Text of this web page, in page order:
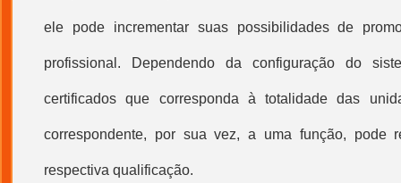
ele pode incrementar suas possibilidades de
profissional. Dependendo da configuração do
certificados que corresponda à totalidade das
correspondente, por sua vez, a uma função, pode
respectiva qualificação.